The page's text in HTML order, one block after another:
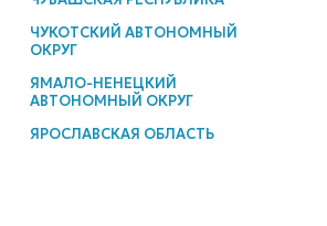
ЧУКОТСКИЙ АВТОНОМНЫЙ
ОКРУГ
ЯМАЛО-НЕНЕЦКИЙ
АВТОНОМНЫЙ ОКРУГ
ЯРОСЛАВСКАЯ ОБЛАСТЬ